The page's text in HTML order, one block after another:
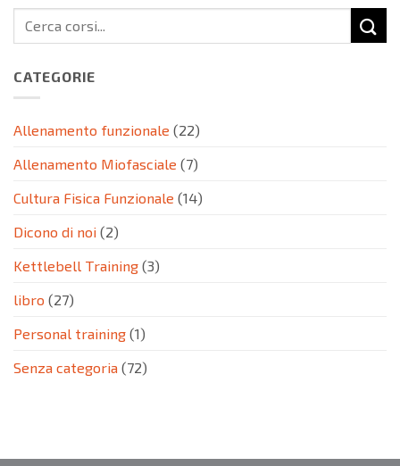
CATEGORIE
Allenamento funzionale (22)
Allenamento Miofasciale (7)
Cultura Fisica Funzionale (14)
Dicono di noi (2)
Kettlebell Training (3)
libro (27)
Personal training (1)
Senza categoria (72)